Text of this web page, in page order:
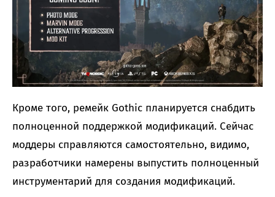
Кроме того, ремейк Gothic планируется снабдить
полноценной поддержкой модификаций. Сейчас
моддеры справляются самостоятельно, видимо,
разработчики намерены выпустить полноценный
инструментарий для создания модификаций.